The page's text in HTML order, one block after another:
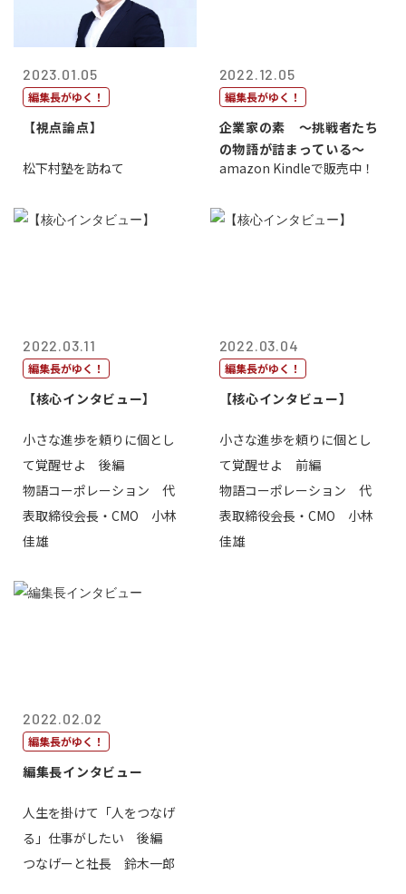
2023.01.05
編集長がゆく！
【視点論点】
松下村塾を訪ねて
2022.12.05
編集長がゆく！
企業家の素 〜挑戦者たち
の物語が詰まっている〜
amazon Kindleで販売中！
2022.03.11
編集長がゆく！
【核心インタビュー】
小さな進歩を頼りに個とし
て覚醒せよ 後編
物語コーポレーション 代
表取締役会長・CMO 小林
佳雄
2022.03.04
編集長がゆく！
【核心インタビュー】
小さな進歩を頼りに個とし
て覚醒せよ 前編
物語コーポレーション 代
表取締役会長・CMO 小林
佳雄
2022.02.02
編集長がゆく！
編集長インタビュー
人生を掛けて「人をつなげ
る」仕事がしたい 後編
つなげーと社長 鈴木一郎